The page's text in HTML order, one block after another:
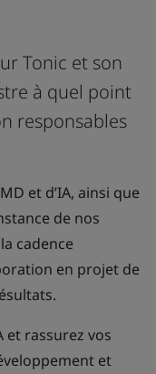
Tonic et son
à quel point
responsables
et d’IA, ainsi que
de nos
cadence
en projet de
et rassurez vos
et